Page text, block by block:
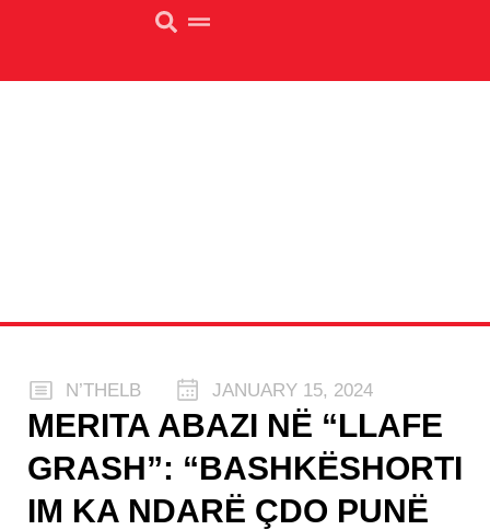
N’THELB JANUARY 15, 2024
MERITA ABAZI NË “LLAFE
GRASH”: “BASHKËSHORTI
IM KA NDARË ÇDO PUNË